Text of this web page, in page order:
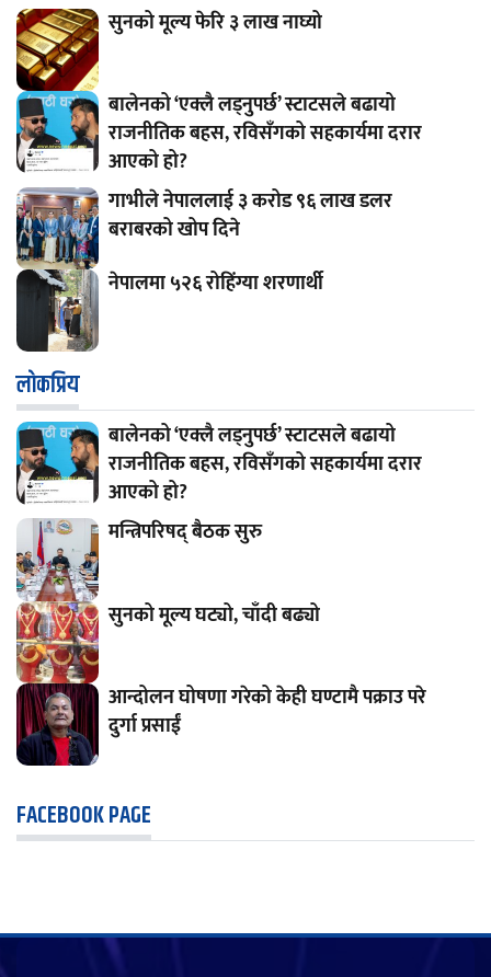
सुनको मूल्य फेरि ३ लाख नाघ्यो
बालेनको ‘एक्लै लड्नुपर्छ’ स्टाटसले बढायो
राजनीतिक बहस, रविसँगको सहकार्यमा दरार
आएको हो?
गाभीले नेपाललाई ३ करोड ९६ लाख डलर
बराबरको खोप दिने
नेपालमा ५२६ रोहिंग्या शरणार्थी
लाेकप्रिय
बालेनको ‘एक्लै लड्नुपर्छ’ स्टाटसले बढायो
राजनीतिक बहस, रविसँगको सहकार्यमा दरार
आएको हो?
मन्त्रिपरिषद् बैठक सुरु
सुनको मूल्य घट्यो, चाँदी बढ्यो
आन्दोलन घोषणा गरेको केही घण्टामै पक्राउ परे
दुर्गा प्रसाईं
FACEBOOK PAGE